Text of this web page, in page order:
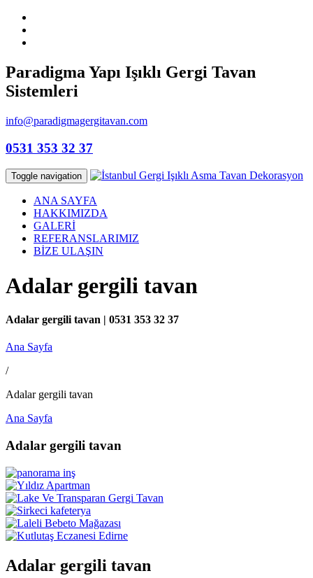
Paradigma Yapı Işıklı Gergi Tavan
Sistemleri
info@paradigmagergitavan.com
0531 353 32 37
Toggle navigation
ANA SAYFA
HAKKIMIZDA
GALERİ
REFERANSLARIMIZ
BİZE ULAŞIN
Adalar gergili tavan
Adalar gergili tavan | 0531 353 32 37
Ana Sayfa
/
Adalar gergili tavan
Ana Sayfa
Adalar gergili tavan
Adalar gergili tavan